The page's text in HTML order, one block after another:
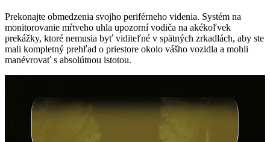
Prekonajte obmedzenia svojho periférneho videnia. Systém na
monitorovanie mŕtveho uhla upozorní vodiča na akékoľvek
prekážky, ktoré nemusia byť viditeľné v spätných zrkadlách, aby ste
mali kompletný prehľad o priestore okolo vášho vozidla a mohli
manévrovať s absolútnou istotou.